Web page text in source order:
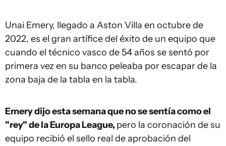
Unai Emery, llegado a Aston Villa en octubre de
2022, es el gran artífice del éxito de un equipo que
cuando el técnico vasco de 54 años se sentó por
primera vez en su banco peleaba por escapar de la
zona baja de la tabla en la tabla.
Emery dijo esta semana que no se sentía como el
"rey" de la Europa League, pero la coronación de su
equipo recibió el sello real de aprobación del